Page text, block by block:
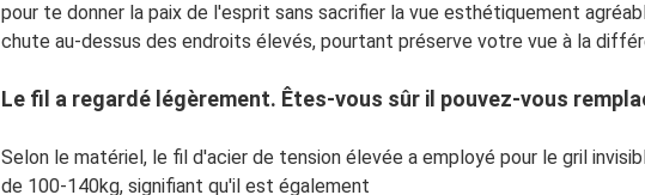
pour te donner la paix de l'esprit sans sacrifier la vue esthétiquement
chute au-dessus des endroits élevés, pourtant préserve votre vue à la
Le fil a regardé légèrement. Êtes-vous sûr il pouvez-vous
Selon le matériel, le fil d'acier de tension élevée a employé pour le gril
de 100-140kg, signifiant qu'il est également